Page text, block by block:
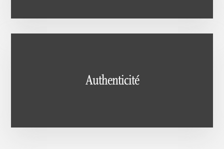
Authenticité